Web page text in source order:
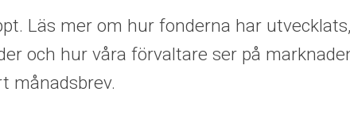
Läs mer om hur fonderna har utvecklats,
och hur våra förvaltare ser på
månadsbrev.